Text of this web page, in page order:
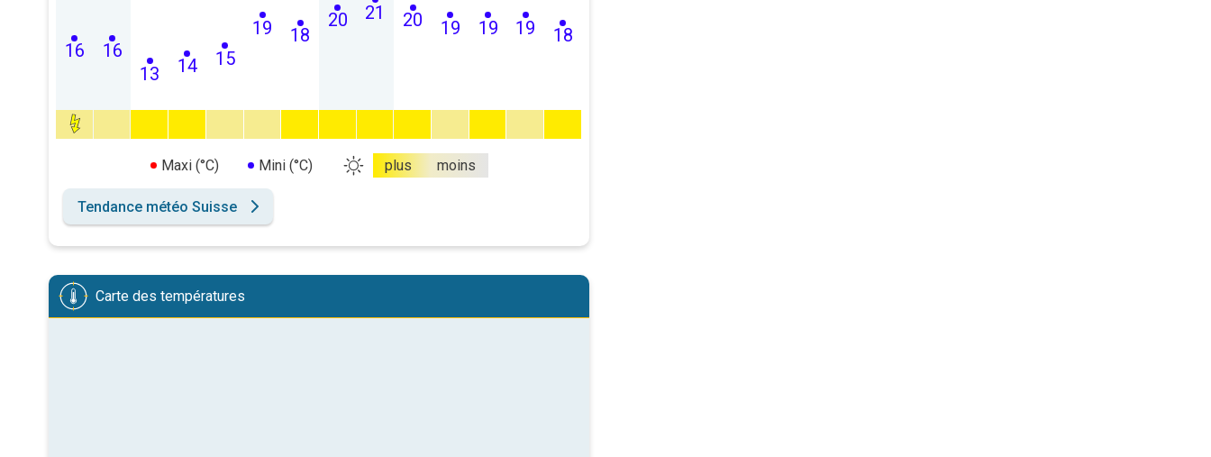
16 16
13 14 15
19 18
20 21 20 19 19 19 18
Maxi (°C) Mini (°C) plus moins
Tendance météo Suisse
Carte des températures